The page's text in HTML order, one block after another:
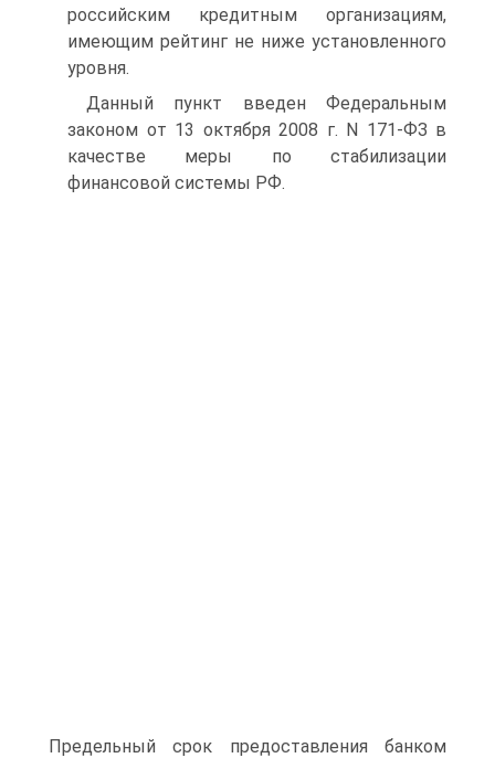
российским кредитным организациям,
имеющим рейтинг не ниже установленного
уровня.
Данный пункт введен Федеральным
законом от 13 октября 2008 г. N 171-ФЗ в
качестве меры по стабилизации
финансовой системы РФ.
Предельный срок предоставления банком